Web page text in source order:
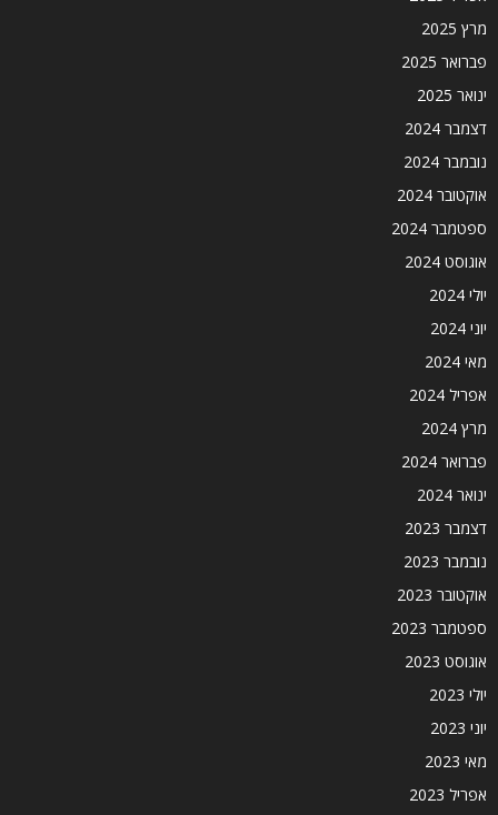
מרץ 2025
פברואר 2025
ינואר 2025
דצמבר 2024
נובמבר 2024
אוקטובר 2024
ספטמבר 2024
אוגוסט 2024
יולי 2024
יוני 2024
מאי 2024
אפריל 2024
מרץ 2024
פברואר 2024
ינואר 2024
דצמבר 2023
נובמבר 2023
אוקטובר 2023
ספטמבר 2023
אוגוסט 2023
יולי 2023
יוני 2023
מאי 2023
אפריל 2023